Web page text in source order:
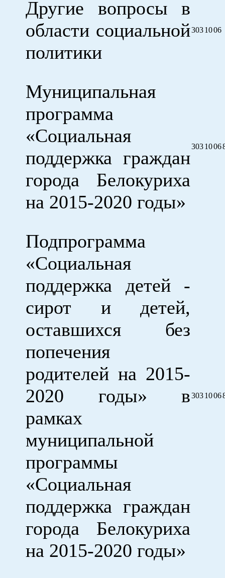
Другие вопросы в
области социальной
политики
3031006
Муниципальная
программа
«Социальная
поддержка граждан
города Белокуриха
на 2015-2020 годы»
3031006
Подпрограмма
«Социальная
поддержка детей -
сирот и детей,
оставшихся без
попечения
родителей на 2015-
2020 годы» в
рамках
муниципальной
программы
«Социальная
поддержка граждан
города Белокуриха
на 2015-2020 годы»
3031006